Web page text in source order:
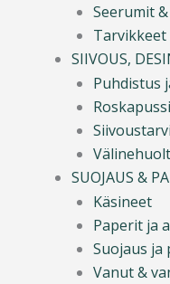
Seerumit
SIIVOUS,
Puhdistus
SUOJAUS &
Käsineet
Paperit ja
Suojaus
Vanut &